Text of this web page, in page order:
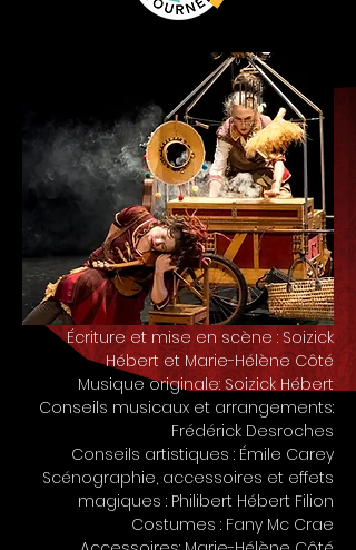
Écriture et mise en scène : Soizick
Hébert et Marie-Hélène Côté
Musique originale: Soizick Hébert
Conseils musicaux et arrangements:
Frédérick Desroches
Conseils artistiques : Émile Carey
Scénographie, accessoires et effets
magiques : Philibert Hébert Filion
Costumes : Fany Mc Crae